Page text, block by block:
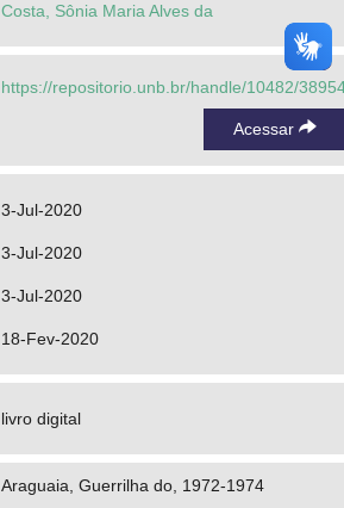
Costa, Sônia Maria Alves da
https://repositorio.unb.br/handle/10482/
Acessar
3-Jul-2020
3-Jul-2020
3-Jul-2020
18-Fev-2020
livro digital
Araguaia, Guerrilha do, 1972-1974